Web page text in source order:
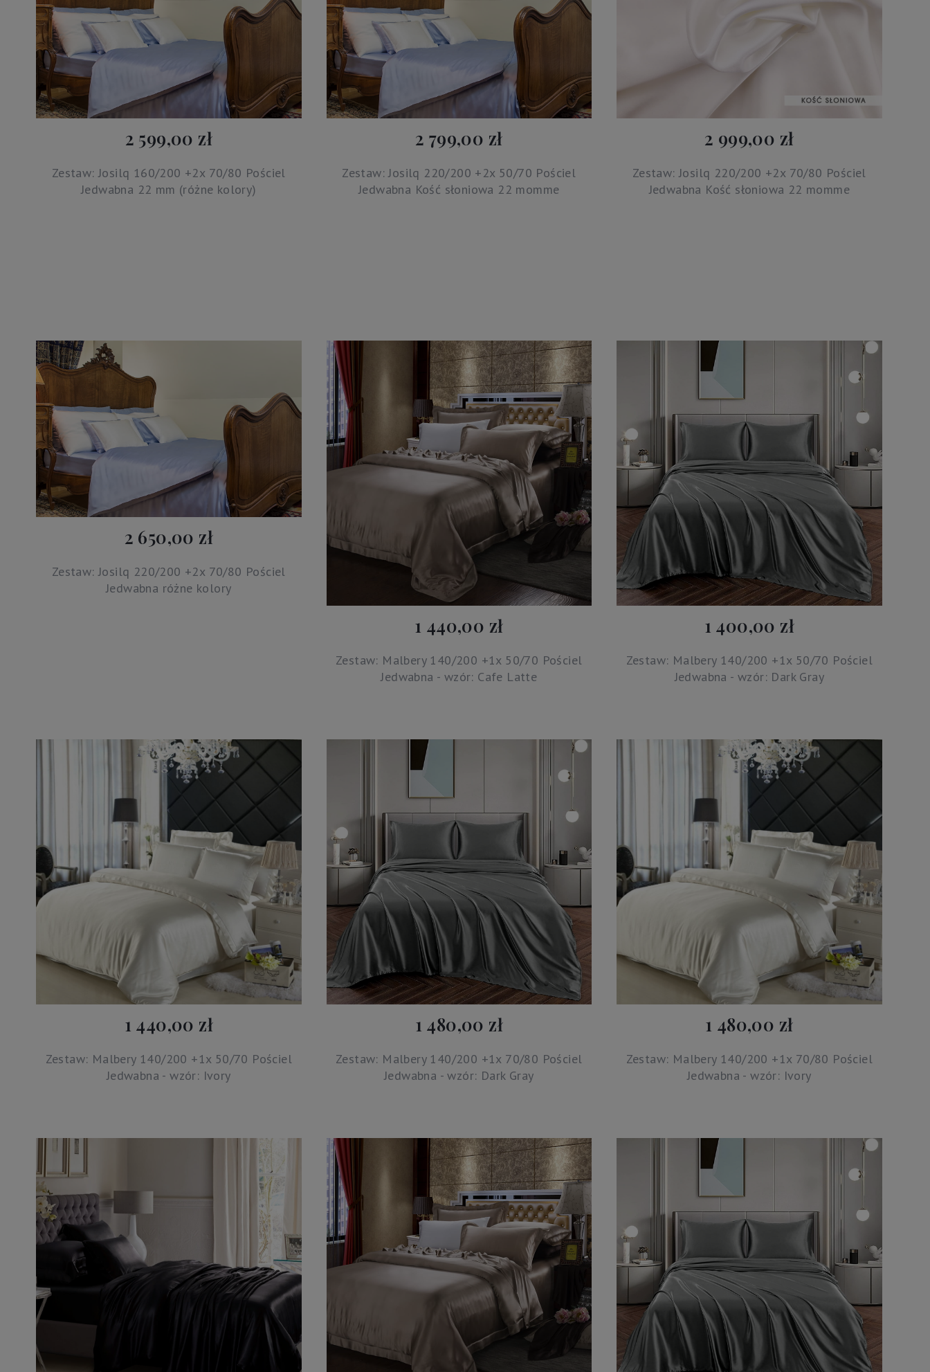
2 599,00 zł
Zestaw: Josilq 160/200 +2x 70/80 Pościel
Jedwabna 22 mm (różne kolory)
2 799,00 zł
Zestaw: Josilq 220/200 +2x 50/70 Pościel
Jedwabna Kość słoniowa 22 momme
2 999,00 zł
Zestaw: Josilq 220/200 +2x 70/80 Pościel
Jedwabna Kość słoniowa 22 momme
2 650,00 zł
Zestaw: Josilq 220/200 +2x 70/80 Pościel
Jedwabna różne kolory
1 440,00 zł
Zestaw: Malbery 140/200 +1x 50/70 Pościel
Jedwabna - wzór: Cafe Latte
1 400,00 zł
Zestaw: Malbery 140/200 +1x 50/70 Pościel
Jedwabna - wzór: Dark Gray
1 440,00 zł
Zestaw: Malbery 140/200 +1x 50/70 Pościel
Jedwabna - wzór: Ivory
1 480,00 zł
Zestaw: Malbery 140/200 +1x 70/80 Pościel
Jedwabna - wzór: Dark Gray
1 480,00 zł
Zestaw: Malbery 140/200 +1x 70/80 Pościel
Jedwabna - wzór: Ivory